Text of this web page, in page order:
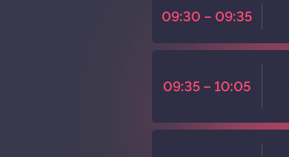
09:30 – 09:35
09:35 – 10:05